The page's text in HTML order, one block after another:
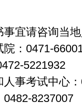
宜请咨询当地
：0471-
5221932
事考试中心：
8237007